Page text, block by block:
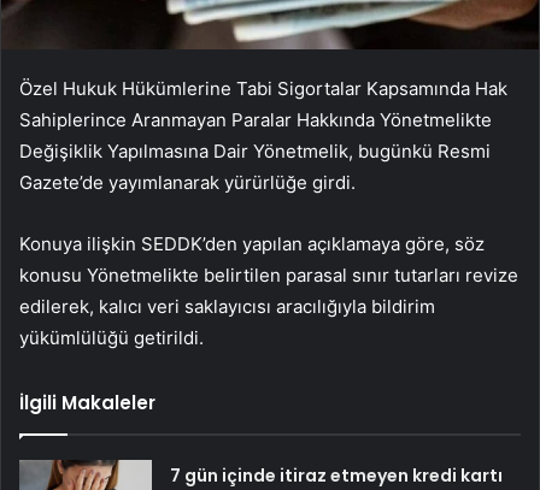
Özel Hukuk Hükümlerine Tabi Sigortalar Kapsamında Hak
Sahiplerince Aranmayan Paralar Hakkında Yönetmelikte
Değişiklik Yapılmasına Dair Yönetmelik, bugünkü Resmi
Gazete’de yayımlanarak yürürlüğe girdi.
Konuya ilişkin SEDDK’den yapılan açıklamaya göre, söz
konusu Yönetmelikte belirtilen parasal sınır tutarları revize
edilerek, kalıcı veri saklayıcısı aracılığıyla bildirim
yükümlülüğü getirildi.
İlgili Makaleler
7 gün içinde itiraz etmeyen kredi kartı